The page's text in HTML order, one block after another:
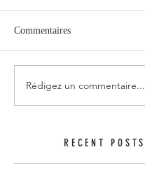
Commentaires
Rédigez un commentaire...
RECENT POSTS